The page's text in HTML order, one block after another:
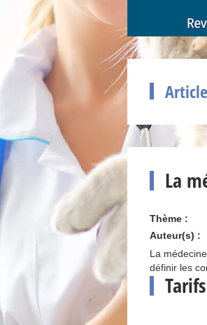
La
Thème :
Auteur(s) :
La
définir les
Tarifs